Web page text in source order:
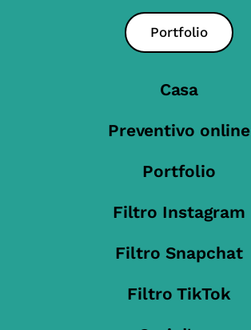
Portfolio
Casa
Preventivo online
Portfolio
Filtro Instagram
Filtro Snapchat
Filtro TikTok